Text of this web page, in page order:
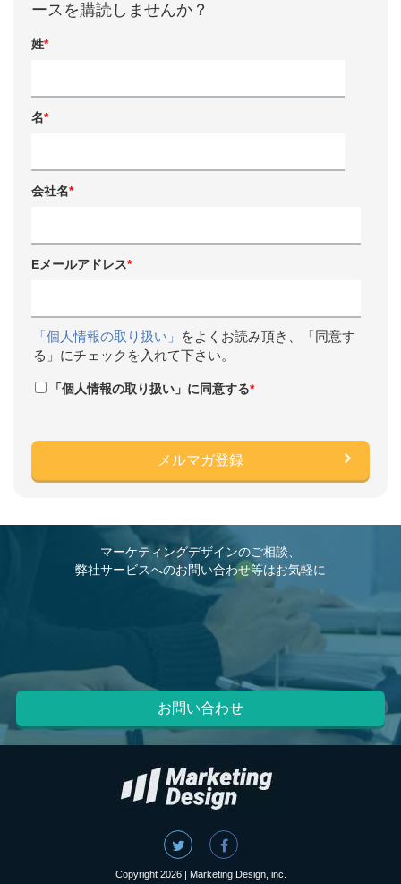
ースを購読しませんか？
姓*
名*
会社名*
Eメールアドレス*
「個人情報の取り扱い」
をよくお読み頂き、「同意す
る」にチェックを入れて下さい。
「個人情報の取り扱い」に同意する*
マーケティングデザインのご相談、
弊社サービスへのお問い合わせ等はお気軽に
お問い合わせ
Copyright 2026 | Marketing Design, inc.